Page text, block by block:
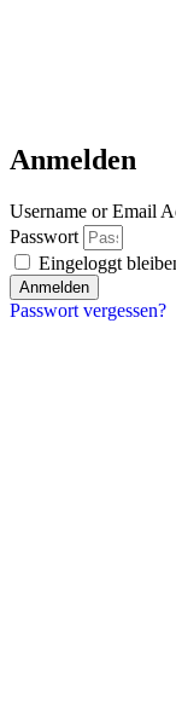
Anmelden
Username or Email
Passwort
Eingeloggt
Anmelden
Passwort vergessen?